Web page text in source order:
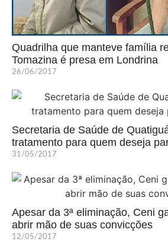
Quadrilha que manteve família
Tomazina é presa em Londrina
26/06/2017
Secretaria de Saúde de
tratamento para quem deseja
31/05/2017
Apesar da 3ª eliminação, Ceni
abrir mão de suas convicções
12/05/2017